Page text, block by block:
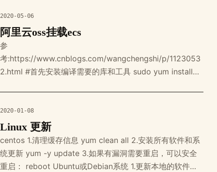
因此也就无法使用（据说是为了安全）。想用root的话，得
给root
2020-05-06
阿里云oss挂载ecs
参
考:https://www.cnblogs.com/wangchengshi/p/1123053
2.html #首先安装编译需要的库和工具 sudo yum install
2020-01-08
Linux 更新
centos 1.清理缓存信息 yum clean all 2.安装所有软件和系
统更新 yum -y update 3.如果有漏洞需要重启，可以安全
重启： reboot Ubuntu或Debian系统 1.更新本地的软件安